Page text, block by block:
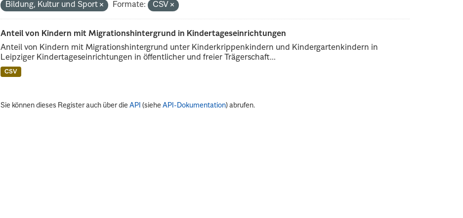
Bildung, Kultur und Sport
Formate: CSV
Anteil von Kindern mit Migrationshintergrund in Kindertageseinrichtungen
Anteil von Kindern mit Migrationshintergrund unter Kinderkrippenkindern und Kindergartenkindern in
Leipziger Kindertageseinrichtungen in öffentlicher und freier Trägerschaft...
CSV
Sie können dieses Register auch über dieAPI (sieheAPI-Dokumentation) abrufen.